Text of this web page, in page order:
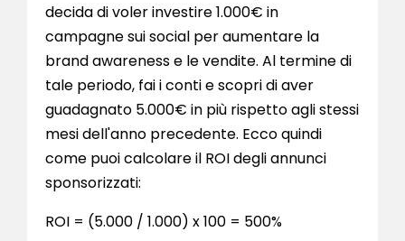
decida di voler investire 1.000€ in
campagne sui social per aumentare la
brand awareness e le vendite. Al termine di
tale periodo, fai i conti e scopri di aver
guadagnato 5.000€ in più rispetto agli stessi
mesi dell'anno precedente. Ecco quindi
come puoi calcolare il ROI degli annunci
sponsorizzati:
ROI = (5.000 / 1.000) x 100 = 500%